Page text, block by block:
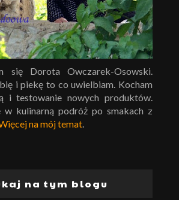
się Dorota Owczarek-Osowski.
i piekę to co uwielbiam. Kocham
i testowanie nowych produktów.
w kulinarną podróż po smakach z
na mój temat.
na tym blogu